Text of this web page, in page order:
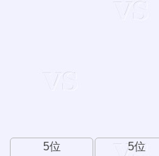
5位 5位